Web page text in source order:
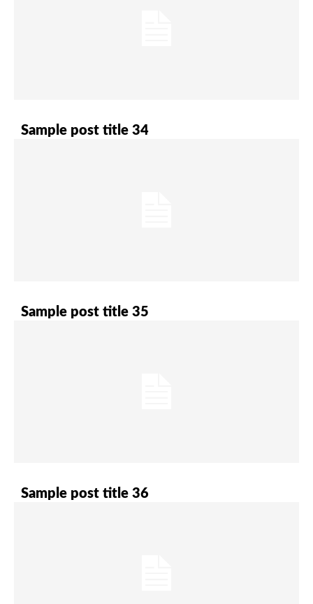
Sample post title 34
Sample post title 35
Sample post title 36